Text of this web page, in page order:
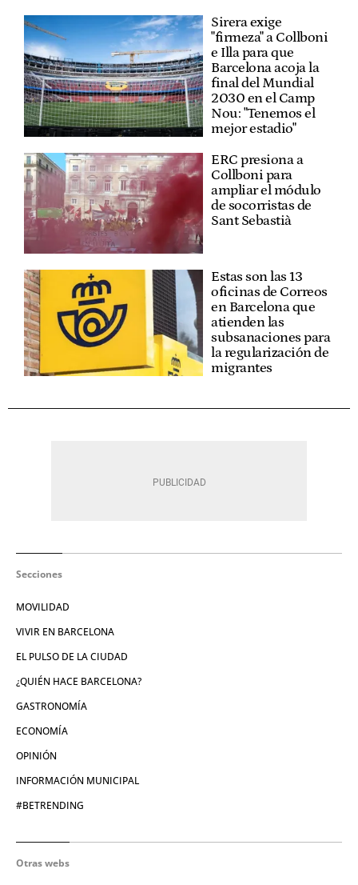
Sirera exige
"firmeza" a Collboni
e Illa para que
Barcelona acoja la
final del Mundial
2030 en el Camp
Nou: "Tenemos el
mejor estadio"
ERC presiona a
Collboni para
ampliar el módulo
de socorristas de
Sant Sebastià
Estas son las 13
oficinas de Correos
en Barcelona que
atienden las
subsanaciones para
la regularización de
migrantes
Secciones
MOVILIDAD
VIVIR EN BARCELONA
EL PULSO DE LA CIUDAD
¿QUIÉN HACE BARCELONA?
GASTRONOMÍA
ECONOMÍA
OPINIÓN
INFORMACIÓN MUNICIPAL
#BETRENDING
Otras webs